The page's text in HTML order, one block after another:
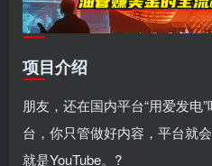
项目介绍
朋友，还在国内平台“用爱发电
台，你只管做好内容，平台就
就是YouTube。?